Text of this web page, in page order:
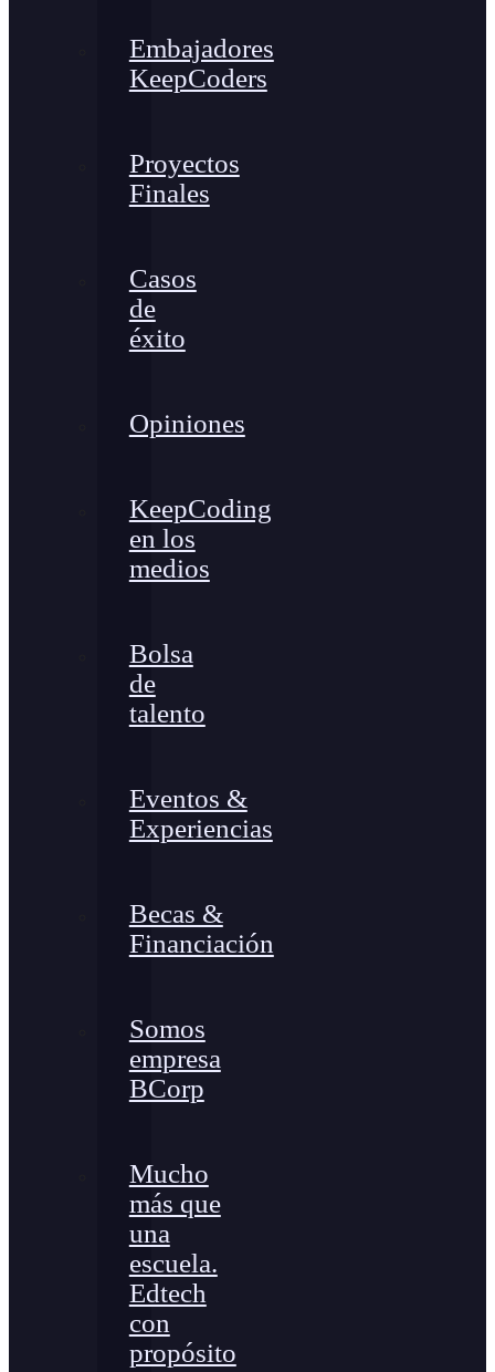
Embajadores
KeepCoders
Proyectos
Finales
Casos
de
éxito
Opiniones
KeepCoding
en los
medios
Bolsa
de
talento
Eventos &
Experiencias
Becas &
Financiación
Somos
empresa
BCorp
Mucho
más que
una
escuela.
Edtech
con
propósito